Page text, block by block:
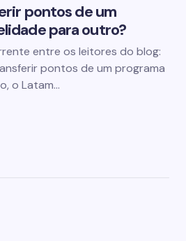
pontos de um
para outro?
entre os leitores do blog:
pontos de um programa
o Latam…